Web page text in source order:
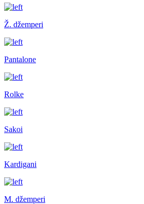
Ž. džemperi
Pantalone
Rolke
Sakoi
Kardigani
M. džemperi